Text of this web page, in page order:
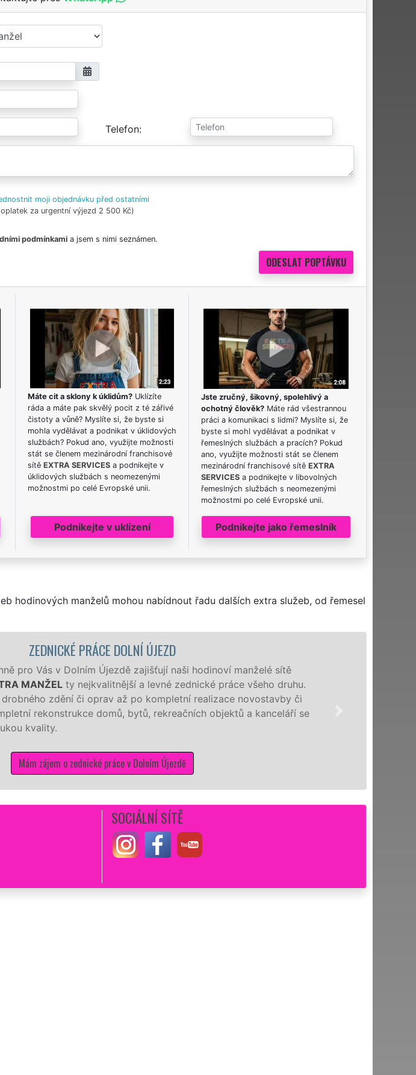
Telefon
moji objednávku před ostatními
za urgentní výjezd 2 500 Kč)
podmínkamia jsem s nimi seznámen.
Máte cit a sklony k úklidům?Uklízíte
ráda a máte pak skvělý pocit z té zářivé
čistoty a vůně? Myslíte si, že byste si
mohla vydělávat a podnikat v úklidových
službách? Pokud ano, využijte možnosti
stát se členem mezinárodní franchisové
sítě EXTRA SERVICESa podnikejte v
úklidových službách s neomezenými
možnostmi po celé Evropské unii.
Podnikejte v uklízení
Jste zručný, šikovný, spolehlivý a
ochotný člověk? Máte rád všestrannou
práci a komunikaci s lidmi? Myslíte si, že
byste si mohl vydělávat a podnikat v
řemeslných službách a pracích? Pokud
ano, využijte možnosti stát se členem
mezinárodní franchisové sítěEXTRA
SERVICES a podnikejte v libovolných
řemeslných službách s neomezenými
možnostmi po celé Evropské unii.
Podnikejte jako řemeslník
hodinových manželů mohou nabídnout řadu dalších extra služeb, od řemesel
ZEDNICKÉ PRÁCE DOLNÍ ÚJEZD
pro Vás v Dolním Újezdě zajišťují naši hodinoví manželé sítě
MANŽELty nejkvalitnější a levné zednické práce všeho druhu.
zdění či oprav až po kompletní realizace novostavby či
rekonstrukce domů, bytů, rekreačních objektů a kanceláří se
kvality.
Mám zájem o zednické práce v Dolním Újezdě
SOCIÁLNÍ SÍTĚ